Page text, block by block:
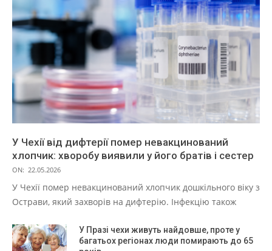
У Чехії від дифтерії помер невакцинований
хлопчик: хворобу виявили у його братів і сестер
ON: 22.05.2026
У Чехії помер невакцинований хлопчик дошкільного віку з
Острави, який захворів на дифтерію. Інфекцію також
У Празі чехи живуть найдовше, проте у
багатьох регіонах люди помирають до 65